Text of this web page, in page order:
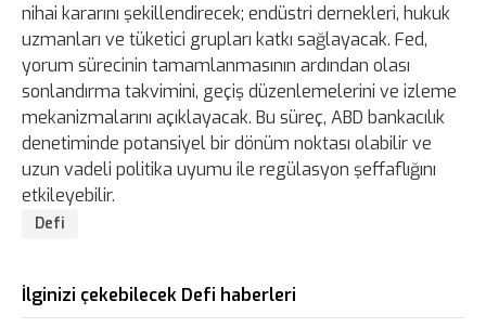
nihai kararını şekillendirecek; endüstri dernekleri, hukuk
uzmanları ve tüketici grupları katkı sağlayacak. Fed,
yorum sürecinin tamamlanmasının ardından olası
sonlandırma takvimini, geçiş düzenlemelerini ve izleme
mekanizmalarını açıklayacak. Bu süreç, ABD bankacılık
denetiminde potansiyel bir dönüm noktası olabilir ve
uzun vadeli politika uyumu ile regülasyon şeffaflığını
etkileyebilir.
Defi
İlginizi çekebilecek Defi haberleri